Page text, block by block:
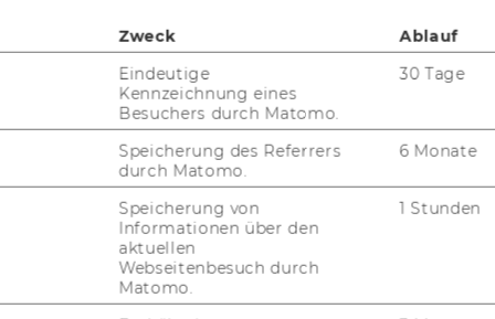
aus­ge­wähl­ten öf­fent­lich und pri­vat
in Wien. Im An­schluss wer­den die Ta­ri­
im Bezug ge­setzt. Die Ver­glei­
von fünf Jah­ren.
Zweck Ablauf
Eindeutige
Kennzeichnung eines
Besuchers durch Matomo.
30 Tage
Speicherung des Referrers
durch Matomo.
6 Monate
Speicherung von
Informationen über den
aktuellen
Webseitenbesuch durch
Matomo.
1 Stunden